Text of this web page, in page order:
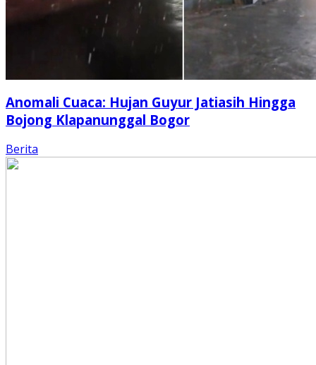
Anomali Cuaca: Hujan Guyur Jatiasih Hingga
Bojong Klapanunggal Bogor
Berita